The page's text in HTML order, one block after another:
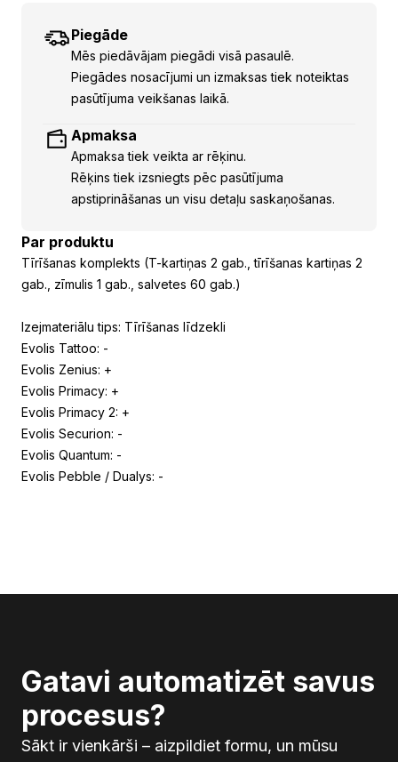
Piegāde
Mēs piedāvājam piegādi visā pasaulē.
Piegādes nosacījumi un izmaksas tiek noteiktas
pasūtījuma veikšanas laikā.
Apmaksa
Apmaksa tiek veikta ar rēķinu.
Rēķins tiek izsniegts pēc pasūtījuma
apstiprināšanas un visu detaļu saskaņošanas.
Par produktu
Tīrīšanas komplekts (T-kartiņas 2 gab., tīrīšanas kartiņas 2
gab., zīmulis 1 gab., salvetes 60 gab.)
Izejmateriālu tips: Tīrīšanas līdzekli
Evolis Tattoo: -
Evolis Zenius: +
Evolis Primacy: +
Evolis Primacy 2: +
Evolis Securion: -
Evolis Quantum: -
Evolis Pebble / Dualys: -
Gatavi automatizēt savus
procesus?
Sākt ir vienkārši – aizpildiet formu, un mūsu